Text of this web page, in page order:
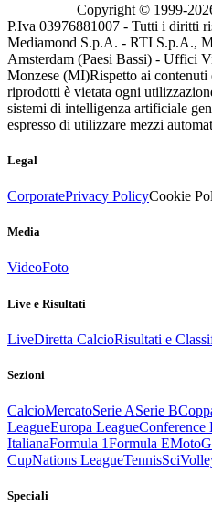
Copyright © 1999-
P.Iva 03976881007 - Tutti i diritti
Mediamond S.p.A. - RTI S.p.A.,
Amsterdam (Paesi Bassi) - Uffici
Monzese (MI)Rispetto ai contenuti
riprodotti è vietata ogni
sistemi di intelligenza artificiale
espresso di utilizzare mezzi
Legal
CorporatePrivacy PolicyCookie
Media
VideoFoto
Live e Risultati
LiveDiretta CalcioRisultati e
Sezioni
CalcioMercatoSerie ASerie B
LeagueEuropa LeagueConference
ItalianaFormula 1Formula E
CupNations LeagueTennisSci
Speciali